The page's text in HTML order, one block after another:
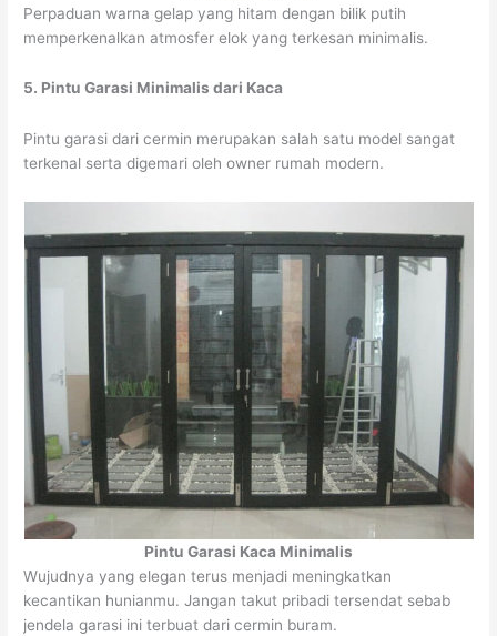
Perpaduan warna gelap yang hitam dengan bilik putih
memperkenalkan atmosfer elok yang terkesan minimalis.
5. Pintu Garasi Minimalis dari Kaca
Pintu garasi dari cermin merupakan salah satu model sangat
terkenal serta digemari oleh owner rumah modern.
Pintu Garasi Kaca Minimalis
Wujudnya yang elegan terus menjadi meningkatkan
kecantikan hunianmu. Jangan takut pribadi tersendat sebab
jendela garasi ini terbuat dari cermin buram.